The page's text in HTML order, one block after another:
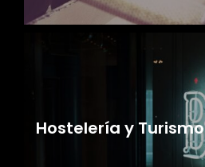
Hostelería y Turismo